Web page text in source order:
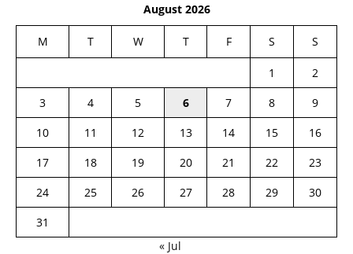
August 2026
M T W T F S S
1
2
3
4 5 6 7 8
9
10
11 12 13 14 15
16
17
18 19 20 21 22
23
24
25 26 27 28 29
30
31
« Jul